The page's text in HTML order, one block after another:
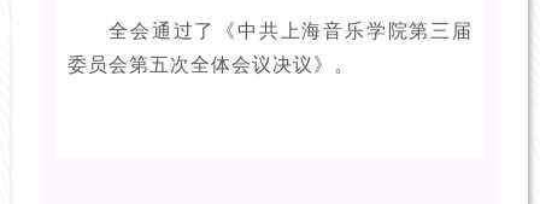
全会通过了《中共上海音乐学院第三届
委员会第五次全体会议决议》。